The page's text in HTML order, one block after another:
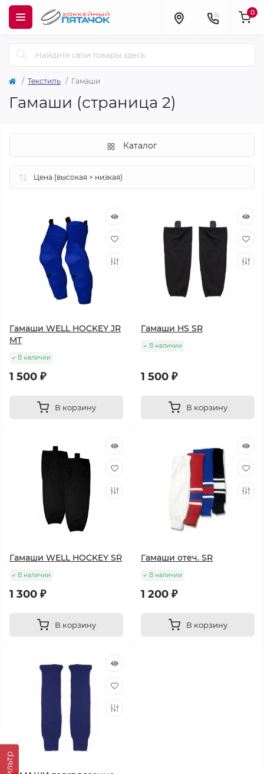
0
Текстиль Гамаши
Гамаши (страница 2)
Каталог
Гамаши WELL HOCKEY JR
MT
В наличии
1 500 ₽
В корзину
Гамаши HS SR
В наличии
1 500 ₽
В корзину
Гамаши WELL HOCKEY SR
В наличии
1 300 ₽
В корзину
Гамаши отеч. SR
В наличии
1 200 ₽
В корзину